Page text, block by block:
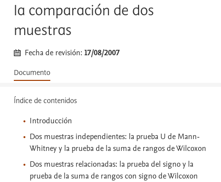
la comparación de dos
muestras
Fecha de revisión:17/08/2007
Documento
Índice de contenidos
Introducción
Dos muestras independientes: la prueba U de Mann-
Whitney y la prueba de la suma de rangos de Wilcoxon
Dos muestras relacionadas: la prueba del signo y la
prueba de la suma de rangos con signo de Wilcoxon